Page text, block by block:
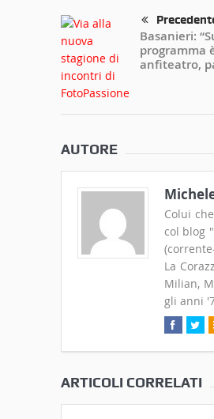
Basanieri:
programma
anfiteatro,
AUTORE
Colui
col blog
La
Milian,
gli anni
ARTICOLI CORRELATI